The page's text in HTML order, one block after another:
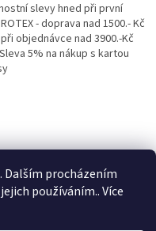
Dalším procházením
používáním.. Více
slevy hned při první
- doprava nad 1500.- Kč
při objednávce nad 3900.-Kč
5% na nákup s kartou